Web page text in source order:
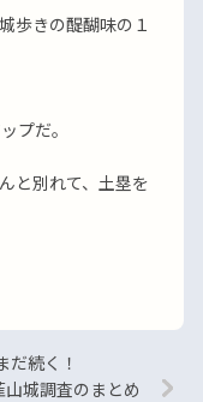
歩きの醍醐味の１
プだ。
と別れて、土塁を
だ続く！
城調査のまとめ